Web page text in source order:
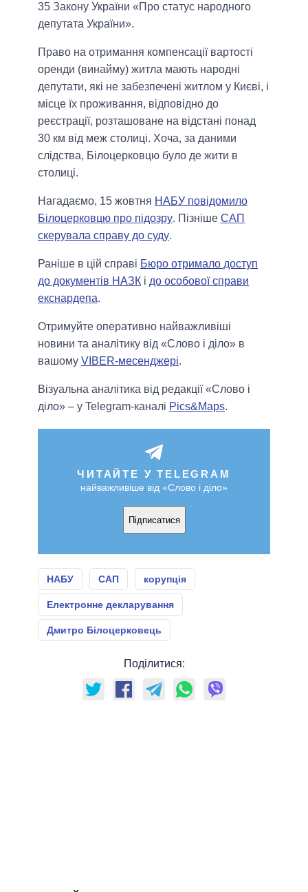
35 Закону України «Про статус народного
депутата України».
Право на отримання компенсації вартості
оренди (винайму) житла мають народні
депутати, які не забезпечені житлом у Києві, і
місце їх проживання, відповідно до
реєстрації, розташоване на відстані понад
30 км від меж столиці. Хоча, за даними
слідства, Білоцерковцю було де жити в
столиці.
Нагадаємо, 15 жовтня НАБУ повідомило
Білоцерковцю про підозру. Пізніше САП
скерувала справу до суду.
Раніше в цій справі Бюро отримало доступ
до документів НАЗК і до особової справи
екснардепа.
Отримуйте оперативно найважливіші
новини та аналітику від «Слово і діло» в
вашому VIBER-месенджері.
Візуальна аналітика від редакції «Слово і
діло» – у Telegram-каналі Pics&Maps.
ЧИТАЙТЕ У TELEGRAM
найважливіше від «Слово і діло»
Підписатися
НАБУ САП корупція
Електронне декларування
Дмитро Білоцерковець
Поділитися: